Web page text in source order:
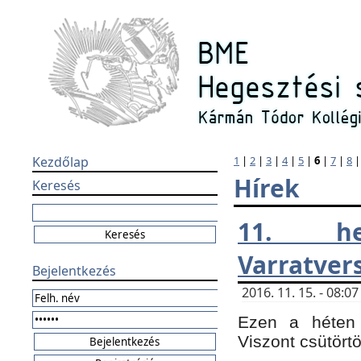
Kezdőlap
Keresés
Bejelentkezés
1 | 2 | 3 | 4| 5 | 6 | 7 | 8
Hírek
11.
2016. 11. 15. -
Ezen a héten
Viszont